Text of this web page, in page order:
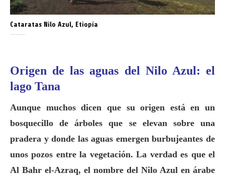
Cataratas Nilo Azul, Etiopía
Origen de las aguas del Nilo Azul: el
lago Tana
Aunque muchos dicen que su origen está en un
bosquecillo de árboles que se elevan sobre una
pradera y donde las aguas emergen burbujeantes de
unos pozos entre la vegetación. La verdad es que el
Al Bahr el-Azraq, el nombre del Nilo Azul en árabe